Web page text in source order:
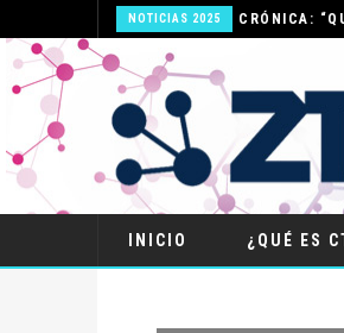
NOTICIAS 2025
INICIO ¿QUÉ ES